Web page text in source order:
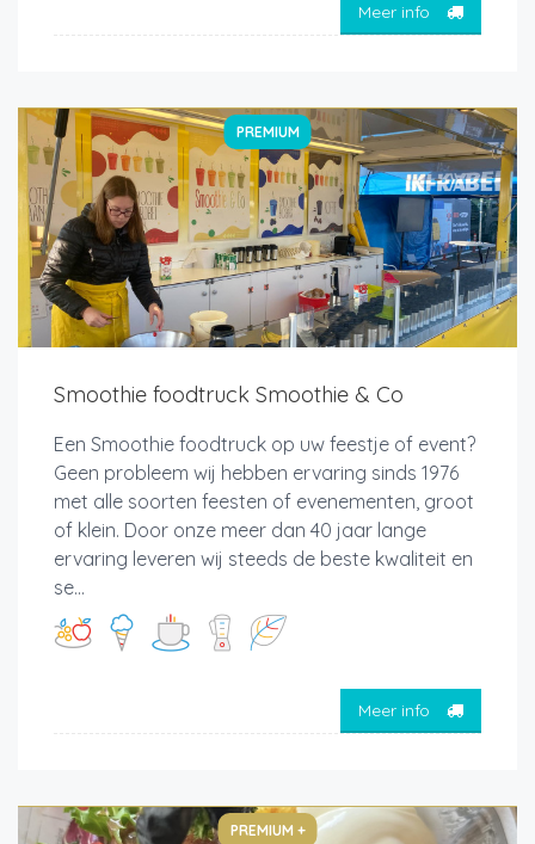
Meer info
PREMIUM
Smoothie foodtruck Smoothie & Co
Een Smoothie foodtruck op uw feestje of event?
Geen probleem wij hebben ervaring sinds 1976
met alle soorten feesten of evenementen, groot
of klein. Door onze meer dan 40 jaar lange
ervaring leveren wij steeds de beste kwaliteit en
se...
Meer info
PREMIUM +